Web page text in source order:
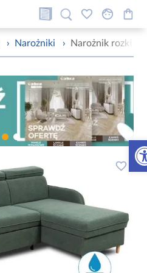
› Narożniki › Narożnik